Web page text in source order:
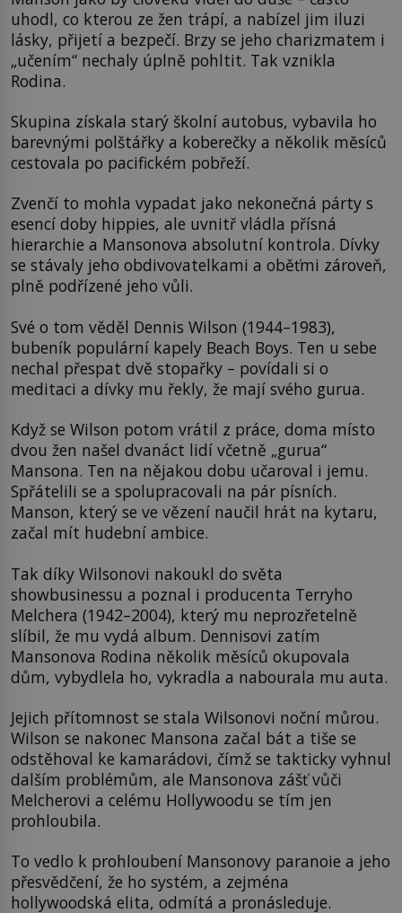
uhodl, co kterou ze žen trápí, a nabízel jim iluzi
lásky, přijetí a bezpečí. Brzy se jeho charizmatem i
„učením“ nechaly úplně pohltit. Tak vznikla
Rodina.
Skupina získala starý školní autobus, vybavila ho
barevnými polštářky a koberečky a několik měsíců
cestovala po pacifickém pobřeží.
Zvenčí to mohla vypadat jako nekonečná párty s
esencí doby hippies, ale uvnitř vládla přísná
hierarchie a Mansonova absolutní kontrola. Dívky
se stávaly jeho obdivovatelkami a oběťmi zároveň,
plně podřízené jeho vůli.
Své o tom věděl Dennis Wilson (1944–1983),
bubeník populární kapely Beach Boys. Ten u sebe
nechal přespat dvě stopařky – povídali si o
meditaci a dívky mu řekly, že mají svého gurua.
Když se Wilson potom vrátil z práce, doma místo
dvou žen našel dvanáct lidí včetně „gurua“
Mansona. Ten na nějakou dobu učaroval i jemu.
Spřátelili se a spolupracovali na pár písních.
Manson, který se ve vězení naučil hrát na kytaru,
začal mít hudební ambice.
Tak díky Wilsonovi nakoukl do světa
showbusinessu a poznal i producenta Terryho
Melchera (1942–2004), který mu neprozřetelně
slíbil, že mu vydá album. Dennisovi zatím
Mansonova Rodina několik měsíců okupovala
dům, vybydlela ho, vykradla a nabourala mu auta.
Jejich přítomnost se stala Wilsonovi noční můrou.
Wilson se nakonec Mansona začal bát a tiše se
odstěhoval ke kamarádovi, čímž se takticky vyhnul
dalším problémům, ale Mansonova zášť vůči
Melcherovi a celému Hollywoodu se tím jen
prohloubila.
To vedlo k prohloubení Mansonovy paranoie a jeho
přesvědčení, že ho systém, a zejména
hollywoodská elita, odmítá a pronásleduje.